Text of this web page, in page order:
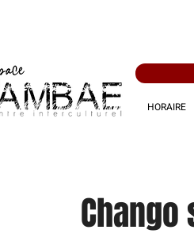
HORAIRE